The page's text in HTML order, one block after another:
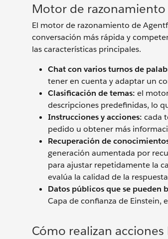
Motor de
El motor de razonamiento de
conversación más rápida y
las características principales.
Chat con varios turnos de
tener en cuenta y adaptar un
Clasificación de temas: el
descripciones predefinidas, lo
Instrucciones y acciones: cada
pedido u obtener más
Recuperación de
generación aumentada por
para ajustar repetidamente la
evalúa la calidad de la
Datos públicos que se pueden
Capa de confianza de Einstein,
Cómo realizan acciones